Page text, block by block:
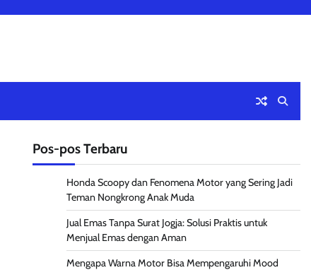
Pos-pos Terbaru
Honda Scoopy dan Fenomena Motor yang Sering Jadi
Teman Nongkrong Anak Muda
Jual Emas Tanpa Surat Jogja: Solusi Praktis untuk
Menjual Emas dengan Aman
Mengapa Warna Motor Bisa Mempengaruhi Mood